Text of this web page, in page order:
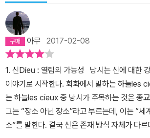
아무 2017-02-08
1. 신Dieu : 열림의 가능성 낭시는 신에 대한 강의를 ‘하늘’에 대한
이야기로 시작한다. 회화에서 말하는 하늘les
는 하늘les cieux 중 낭시가 주목하는 것은 종
그는 “장소 아닌 장소”라고 부르는데, 이는 “세
소”를 말한다. 결국 신은 존재 방식 자체가 다르